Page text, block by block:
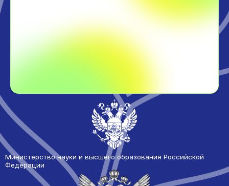
Министерство науки и высшего образования Российской
Федерации